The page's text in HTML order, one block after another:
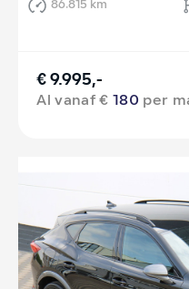
86.815 km
€ 9.995,-
Al vanaf €180 per